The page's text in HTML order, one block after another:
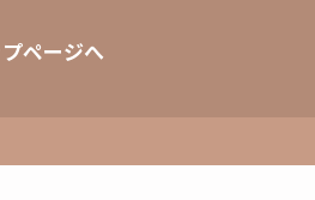
プページへ